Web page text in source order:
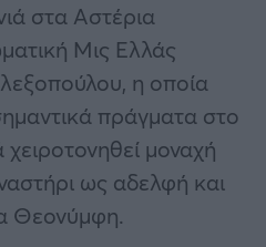
στα Αστέρια
Μις Ελλάς
η οποία
πράγματα στο
χειροτονηθεί μοναχή
ως αδελφή και
Θεονύμφη.